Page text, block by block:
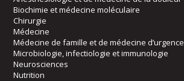
Biochimie et médecine moléculaire
Chirurgie
Médecine
Médecine de famille et de médecine d’urgence
Microbiologie, infectiologie et immunologie
Neurosciences
Nutrition